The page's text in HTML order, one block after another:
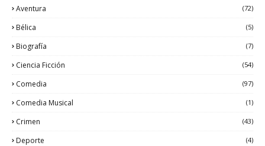
Aventura (72)
Bélica (5)
Biografía (7)
Ciencia Ficción (54)
Comedia (97)
Comedia Musical (1)
Crimen (43)
Deporte (4)